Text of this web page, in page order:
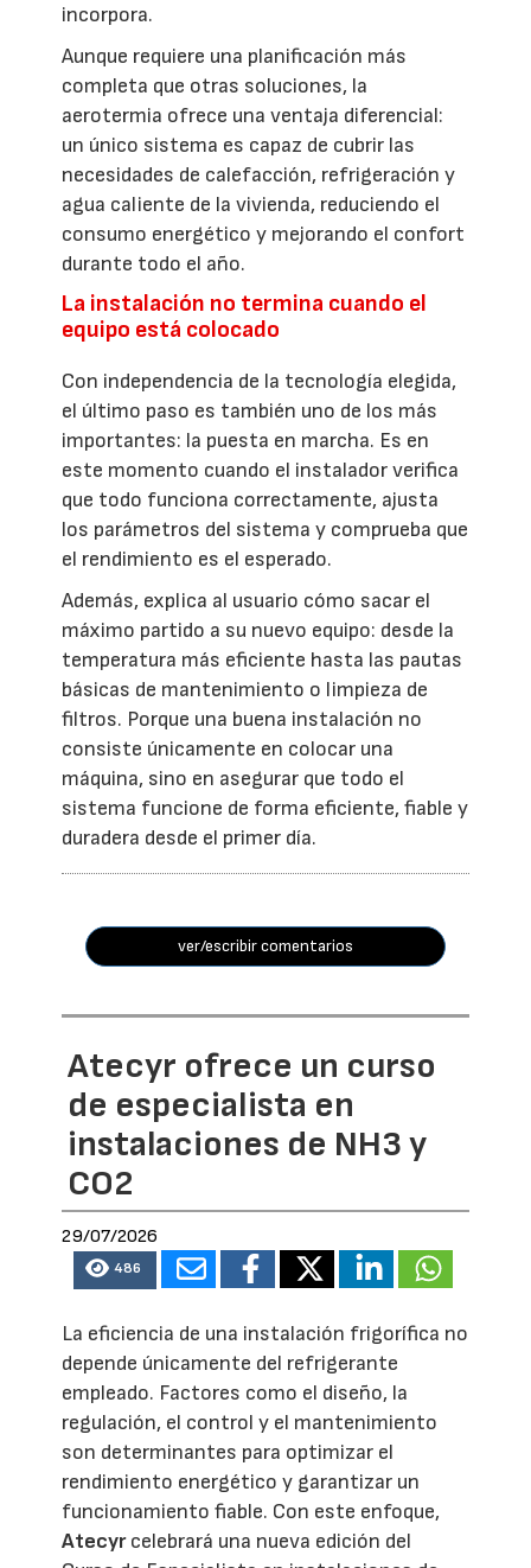
incorpora.
Aunque requiere una planificación más
completa que otras soluciones, la
aerotermia ofrece una ventaja diferencial:
un único sistema es capaz de cubrir las
necesidades de calefacción, refrigeración y
agua caliente de la vivienda, reduciendo el
consumo energético y mejorando el confort
durante todo el año.
La instalación no termina cuando el
equipo está colocado
Con independencia de la tecnología elegida,
el último paso es también uno de los más
importantes: la puesta en marcha. Es en
este momento cuando el instalador verifica
que todo funciona correctamente, ajusta
los parámetros del sistema y comprueba que
el rendimiento es el esperado.
Además, explica al usuario cómo sacar el
máximo partido a su nuevo equipo: desde la
temperatura más eficiente hasta las pautas
básicas de mantenimiento o limpieza de
filtros. Porque una buena instalación no
consiste únicamente en colocar una
máquina, sino en asegurar que todo el
sistema funcione de forma eficiente, fiable y
duradera desde el primer día.
ver/escribir comentarios
Atecyr ofrece un curso
de especialista en
instalaciones de NH3 y
CO2
29/07/2026
486
La eficiencia de una instalación frigorífica no
depende únicamente del refrigerante
empleado. Factores como el diseño, la
regulación, el control y el mantenimiento
son determinantes para optimizar el
rendimiento energético y garantizar un
funcionamiento fiable. Con este enfoque,
Atecyrcelebrará una nueva edición del